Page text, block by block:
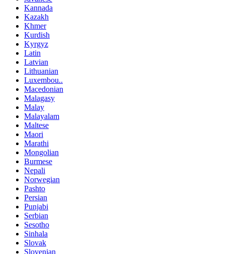
Kannada
Kazakh
Khmer
Kurdish
Kyrgyz
Latin
Latvian
Lithuanian
Luxembou..
Macedonian
Malagasy
Malay
Malayalam
Maltese
Maori
Marathi
Mongolian
Burmese
Nepali
Norwegian
Pashto
Persian
Punjabi
Serbian
Sesotho
Sinhala
Slovak
Slovenian